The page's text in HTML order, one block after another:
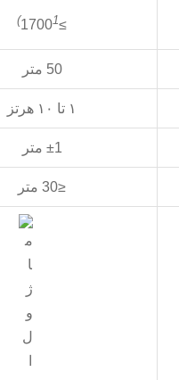
≥1700
1)
50 متر
۱ تا ۱۰ هرتز
±1 متر
≤30 متر